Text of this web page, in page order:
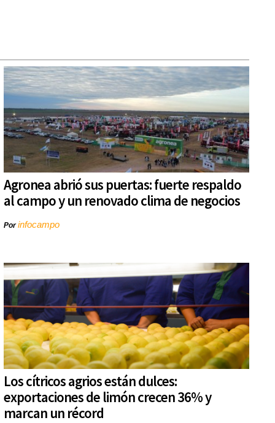
Agronea abrió sus puertas: fuerte respaldo
al campo y un renovado clima de negocios
Porinfocampo
Los cítricos agrios están dulces:
exportaciones de limón crecen 36% y
marcan un récord